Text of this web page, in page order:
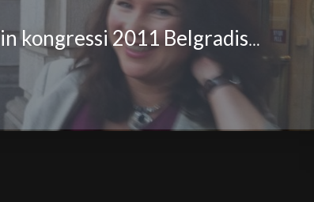
PEN Internationalin kongressi 2011 Belgradissa